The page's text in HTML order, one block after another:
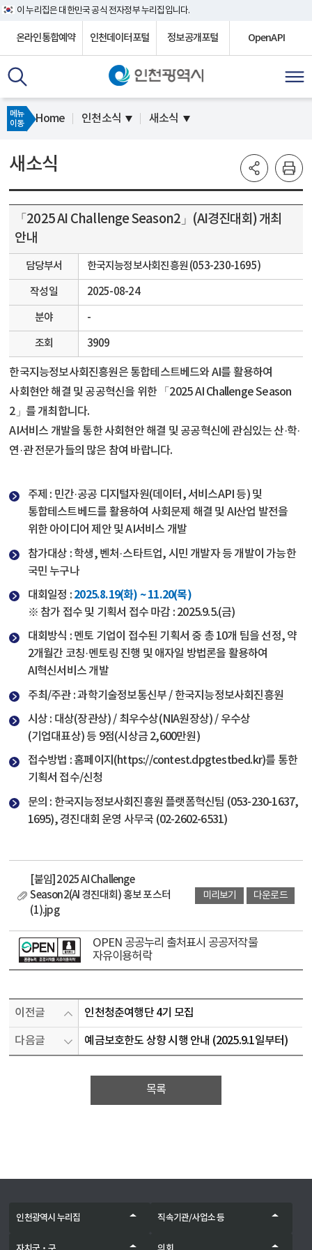
이 누리집은 대한민국 공식 전자정부 누리집입니다.
온라인통합예약 인천데이터포털 정보공개포털 OpenAPI
메뉴
이동
Home 인천소식 새소식
새소식
「2025 AI Challenge Season2」(AI경진대회) 개최
안내
담당부서 한국지능정보사회진흥원 (053-230-1695)
작성일 2025-08-24
분야 -
조회 3909
한국지능정보사회진흥원은 통합테스트베드와 AI를 활용하여
사회현안 해결 및 공공혁신을 위한 「2025 AI Challenge Season
2」를 개최합니다.
AI서비스 개발을 통한 사회현안 해결 및 공공혁신에 관심있는 산·학·
연 ·관 전문가들의 많은 참여 바랍니다.
주제 : 민간·공공 디지털자원(데이터, 서비스API 등) 및
통합테스트베드를 활용하여 사회문제 해결 및 AI산업 발전을
위한 아이디어 제안 및 AI서비스 개발
참가대상 : 학생, 벤처 ·스타트업, 시민 개발자 등 개발이 가능한
국민 누구나
대회일정 : 2025.8.19(화) ~ 11.20(목)
※ 참가 접수 및 기획서 접수 마감 : 2025.9.5.(금)
대회방식 : 멘토 기업이 접수된 기획서 중 총 10개 팀을 선정, 약
2개월간 코칭·멘토링 진행 및 애자일 방법론을 활용하여
AI혁신서비스 개발
주최/주관 : 과학기술정보통신부 / 한국지능정보사회진흥원
시상 : 대상(장관상) / 최우수상(NIA원장상) / 우수상
(기업대표상) 등 9점(시상금 2,600만원)
접수방법 : 홈페이지( https://contest.dpgtestbed.kr)를 통한
기획서 접수/신청
문의 : 한국지능정보사회진흥원 플랫폼혁신팀 (053-230-1637,
1695), 경진대회 운영 사무국 (02-2602-6531)
[붙임] 2025 AI Challenge
Season2(AI 경진대회) 홍보 포스터
(1).jpg
미리보기 다운로드
OPEN 공공누리 출처표시 공공저작물
자유이용허락
이전글 인천청춘여행단 4기 모집
다음글 예금보호한도 상향 시행 안내 (2025.9.1일부터)
목록
인천광역시 누리집 직속기관/사업소 등